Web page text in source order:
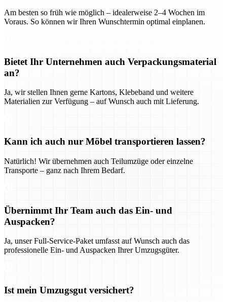
Am besten so früh wie möglich – idealerweise 2–4 Wochen im
Voraus. So können wir Ihren Wunschtermin optimal einplanen.
Bietet Ihr Unternehmen auch Verpackungsmaterial
an?
Ja, wir stellen Ihnen gerne Kartons, Klebeband und weitere
Materialien zur Verfügung – auf Wunsch auch mit Lieferung.
Kann ich auch nur Möbel transportieren lassen?
Natürlich! Wir übernehmen auch Teilumzüge oder einzelne
Transporte – ganz nach Ihrem Bedarf.
Übernimmt Ihr Team auch das Ein- und
Auspacken?
Ja, unser Full-Service-Paket umfasst auf Wunsch auch das
professionelle Ein- und Auspacken Ihrer Umzugsgüter.
Ist mein Umzugsgut versichert?